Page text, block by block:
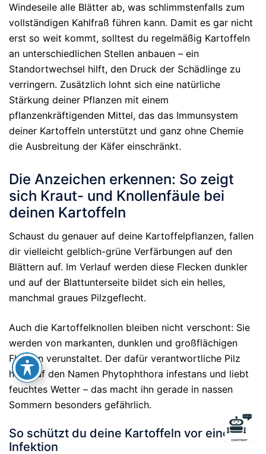
Windeseile alle Blätter ab, was schlimmstenfalls zum
vollständigen Kahlfraß führen kann. Damit es gar nicht
erst so weit kommt, solltest du regelmäßig Kartoffeln
an unterschiedlichen Stellen anbauen – ein
Standortwechsel hilft, den Druck der Schädlinge zu
verringern. Zusätzlich lohnt sich eine natürliche
Stärkung deiner Pflanzen mit einem
pflanzenkräftigenden Mittel, das das Immunsystem
deiner Kartoffeln unterstützt und ganz ohne Chemie
die Ausbreitung der Käfer einschränkt.
Die Anzeichen erkennen: So zeigt
sich Kraut- und Knollenfäule bei
deinen Kartoffeln
Schaust du genauer auf deine Kartoffelpflanzen, fallen
dir vielleicht gelblich-grüne Verfärbungen auf den
Blättern auf. Im Verlauf werden diese Flecken dunkler
und auf der Blattunterseite bildet sich ein helles,
manchmal graues Pilzgeflecht.
Auch die Kartoffelknollen bleiben nicht verschont: Sie
werden von markanten, dunklen und großflächigen
Flecken verunstaltet. Der dafür verantwortliche Pilz
hört auf den Namen Phytophthora infestans und liebt
feuchtes Wetter – das macht ihn gerade in nassen
Sommern besonders gefährlich.
So schützt du deine Kartoffeln vor einer
Infektion